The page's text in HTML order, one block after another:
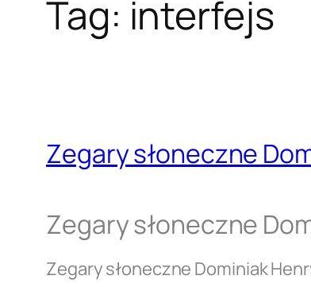
Tag: interfejs
Zegary słoneczne
Zegary słoneczne
Zegary słoneczne Dominiak